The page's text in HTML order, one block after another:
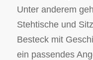
Unter anderem
Stehtische und
Besteck mit
ein passendes